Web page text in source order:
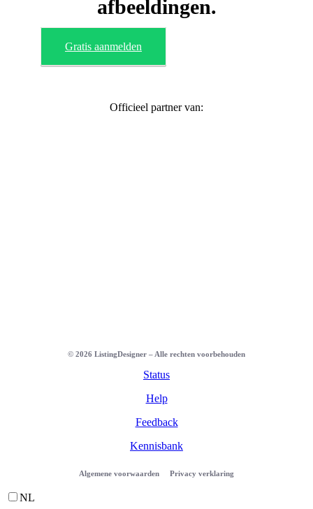
afbeeldingen.
Gratis aanmelden
Officieel partner van:
© 2026 ListingDesigner – Alle rechten voorbehouden
Status
Help
Feedback
Kennisbank
Algemene voorwaarden Privacy verklaring
NL